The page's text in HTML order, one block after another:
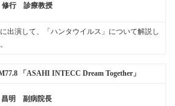
行 診療教授
出演して、「ハンタウイルス」について解説し
「ASAHI INTECC Dream Together」
明 副病院長